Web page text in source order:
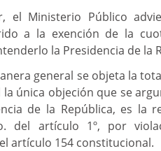
el Ministerio Público
a la exención de la
la Presidencia de la
general se objeta la
la única objeción que se
de la República, es la
del artículo 1º, por
artículo 154 constitucional.